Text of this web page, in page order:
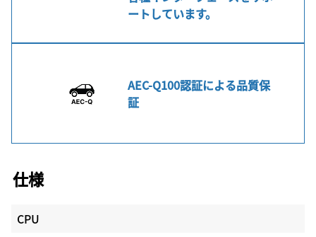
ートしています。
AEC-Q100認証による品質保
証
仕様
CPU